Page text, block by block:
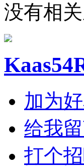
没有相
加为
给我
打个